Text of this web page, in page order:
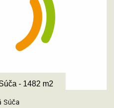
- 1482 m2
Súča